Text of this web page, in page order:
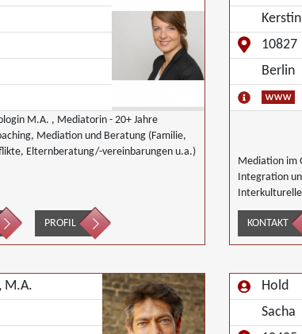
M.A. , Mediatorin - 20+ Jahre
Mediation und Beratung (Familie,
Elternberatung/-vereinbarungen u.a.)
PROFIL
Kerstin
10827
Berlin
Mediation im
Integration
KONTAKT
M.A.
Hold
Sacha